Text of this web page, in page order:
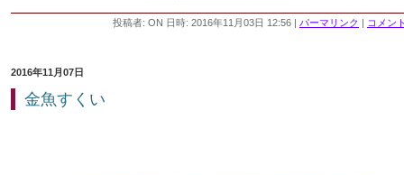
投稿者: ON 日時: 2016年11月03日 12:56 | パーマリンク | コメン
2016年11月07日
金魚すくい